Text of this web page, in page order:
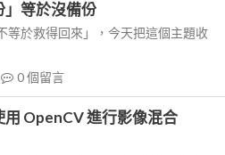
」等於沒備份
等於救得回來」，今天把這個主題收
0個留言
OpenCV 進行影像混合